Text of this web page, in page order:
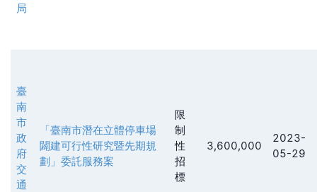
局
臺
南
市
政
府
交
通
「臺南市潛在立體停車場
闢建可行性研究暨先期規
劃」委託服務案
限
制
性
招
標
3,600,000
2023-
05-29